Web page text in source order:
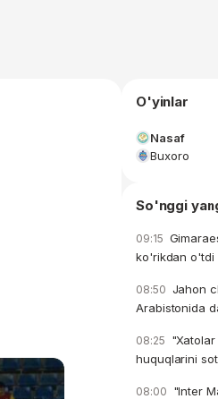
O'yinlar
Nasaf
Buxoro
So'nggi
09:15
ko'rikdan o'tdi
08:50 Jahon
Arabistonida
08:25 "Xatolar
huquqlarini
08:00 "Inter